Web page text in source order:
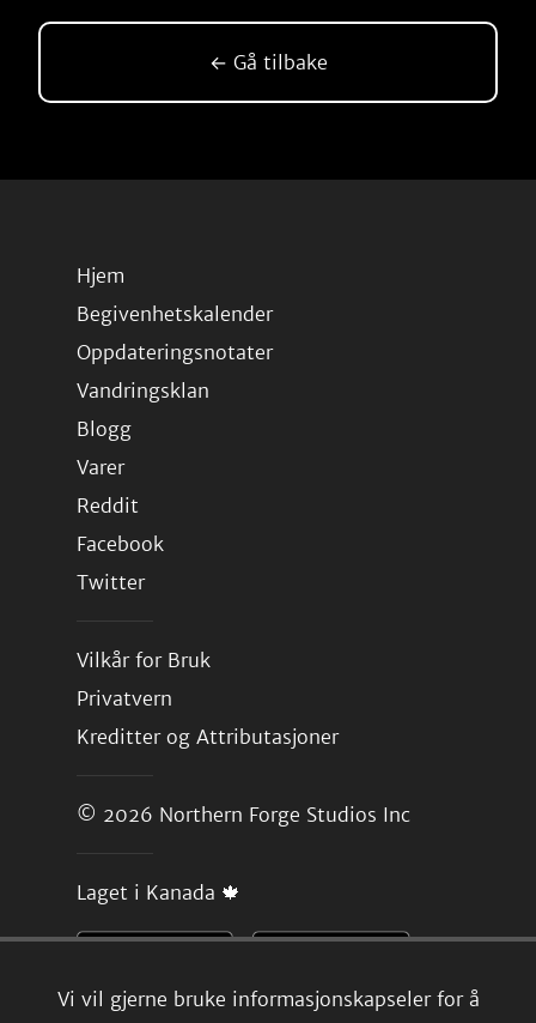
Vi vil gjerne bruke informasjonskapseler for å
← Gå tilbake
Hjem
Begivenhetskalender
Oppdateringsnotater
Vandringsklan
Blogg
Varer
Reddit
Facebook
Twitter
Vilkår for Bruk
Privatvern
Kreditter og Attributasjoner
© 2026 Northern Forge Studios Inc
Laget i Kanada 🍁